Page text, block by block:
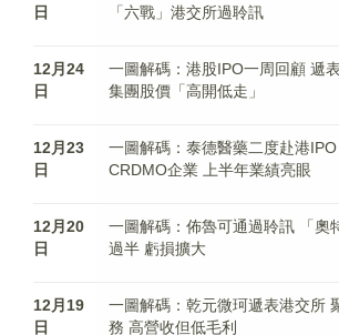
日
「六戰」港交所過聆訊
12月24
日
一圖解碼：港股IPO一周回顧 遞
集團股價「高開低走」
12月23
日
一圖解碼：泰德醫藥二度赴港
CRDMO企業 上半年業績亮眼
12月20
日
一圖解碼：佈魯可通過聆訊 「奧
過半 虧損擴大
12月19
日
一圖解碼：乾元微珂遞表港交所
務 高營收但低毛利